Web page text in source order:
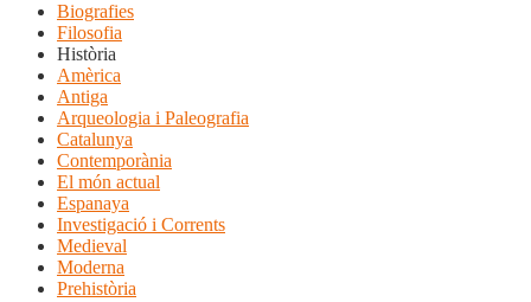
Biografies
Filosofia
Història
Amèrica
Antiga
Arqueologia i Paleografia
Catalunya
Contemporània
El món actual
Espanaya
Investigació i Corrents
Medieval
Moderna
Prehistòria